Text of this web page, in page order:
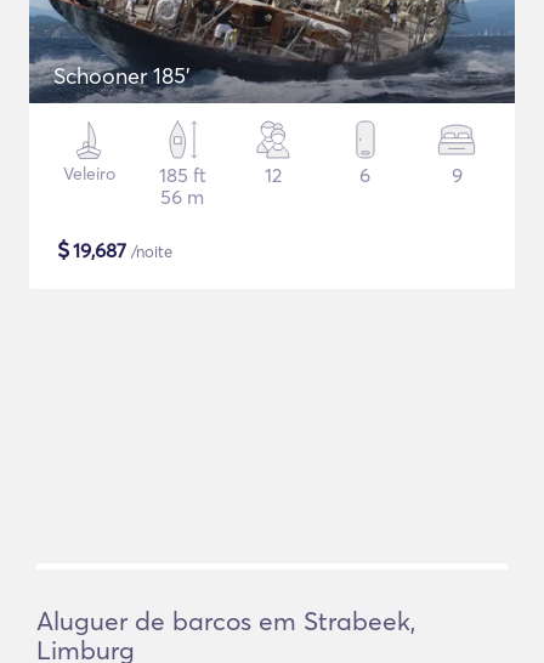
Schooner 185'
Veleiro
185 ft
56 m
12 6 9
$19,687 /noite
Aluguer de barcos em Strabeek,
Limburg